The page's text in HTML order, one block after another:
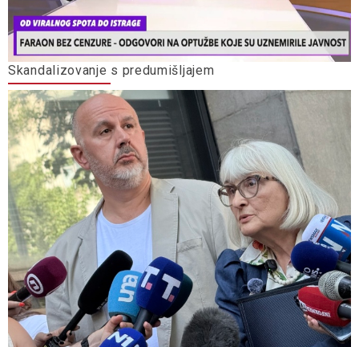
Skandalizovanje s predumišljajem